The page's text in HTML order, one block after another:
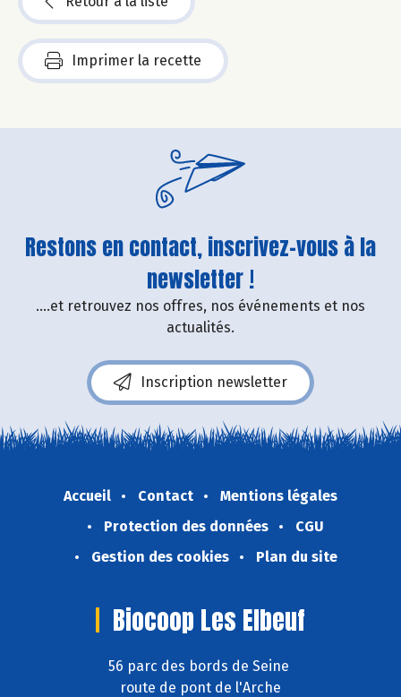
Imprimer la recette
Restons en contact, inscrivez-vous à la
newsletter !
....et retrouvez nos offres, nos événements et nos
actualités.
Inscription newsletter
Accueil Contact
Mentions légales
Protection des données
CGU
Gestion des cookies
Plan du site
Biocoop Les Elbeuf
56 parc des bords de Seine
route de pont de l'Arche